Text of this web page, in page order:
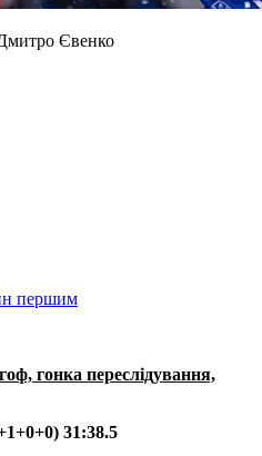
Євенко
першим
гонка переслідування,
31:38.5